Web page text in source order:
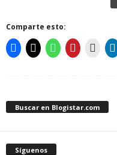
Comparte esto:
Buscar en Blogistar.com
Síguenos